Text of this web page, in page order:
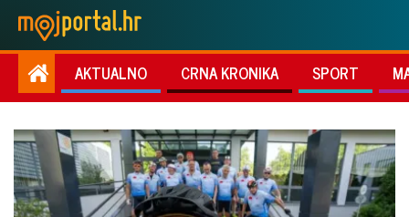
AKTUALNO CRNA KRONIKA SPORT